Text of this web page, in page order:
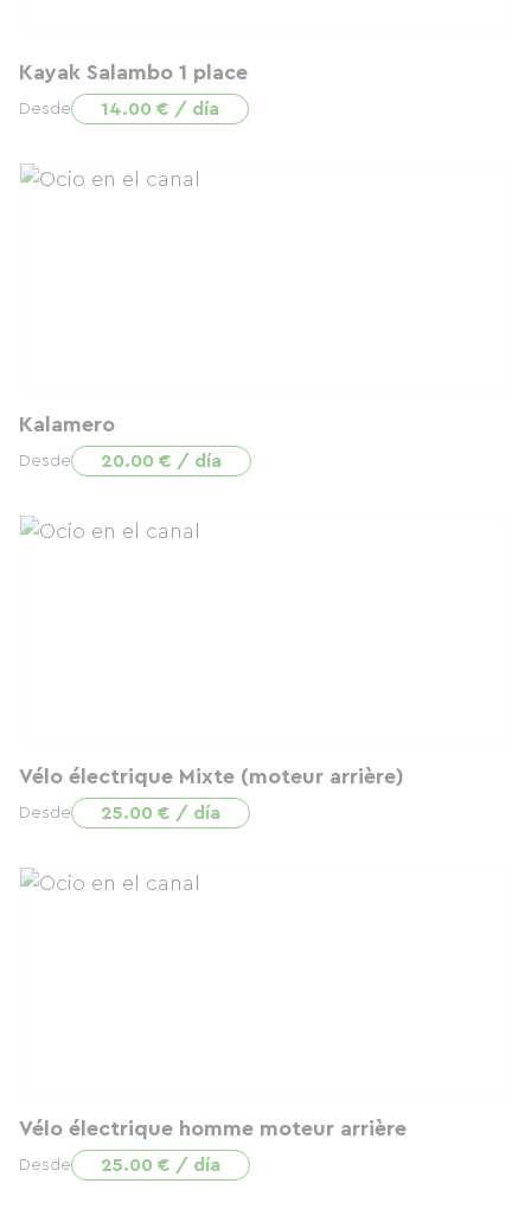
Kayak Salambo 1 place
Desde 14.00 € / día
Kalamero
Desde 20.00 € / día
Vélo électrique Mixte (moteur arrière)
Desde 25.00 € / día
Vélo électrique homme moteur arrière
Desde 25.00 € / día